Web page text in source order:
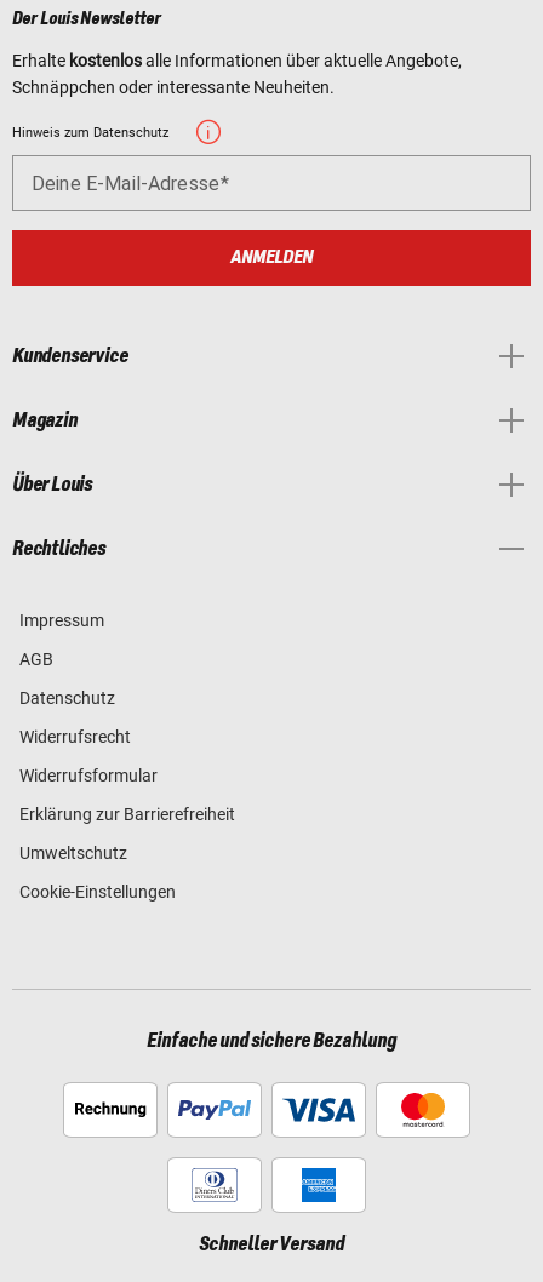
Der Louis Newsletter
Erhalte kostenlosalle Informationen über aktuelle Angebote,
Schnäppchen oder interessante Neuheiten.
Hinweis zum Datenschutz
Deine E-Mail-Adresse
ANMELDEN
Kundenservice
Magazin
Über Louis
Rechtliches
Impressum
AGB
Datenschutz
Widerrufsrecht
Widerrufsformular
Erklärung zur Barrierefreiheit
Umweltschutz
Cookie-Einstellungen
Einfache und sichere Bezahlung
Schneller Versand